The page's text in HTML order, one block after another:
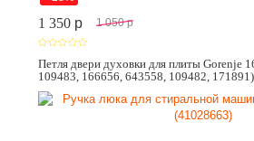
1 350 p 1 050 p
Петля двери духовки для плиты Gorenje
109483, 166656, 643558, 109482, 171891)